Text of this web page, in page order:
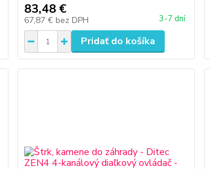
83,48 €
67,87 € bez DPH 3-7 dní
Pridať do košíka